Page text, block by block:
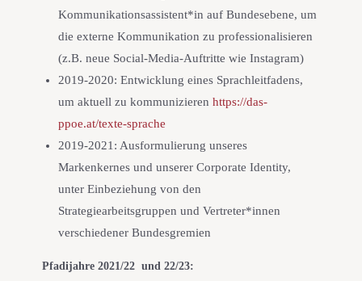
Kommunikationsassistent*in auf Bundesebene, um
die externe Kommunikation zu professionalisieren
(z.B. neue Social-Media-Auftritte wie Instagram)
2019-2020: Entwicklung eines Sprachleitfadens,
um aktuell zu kommunizierenhttps://das-
ppoe.at/texte-sprache
2019-2021: Ausformulierung unseres
Markenkernes und unserer Corporate Identity,
unter Einbeziehung von den
Strategiearbeitsgruppen und Vertreter*innen
verschiedener Bundesgremien
Pfadijahre 2021/22 und 22/23: